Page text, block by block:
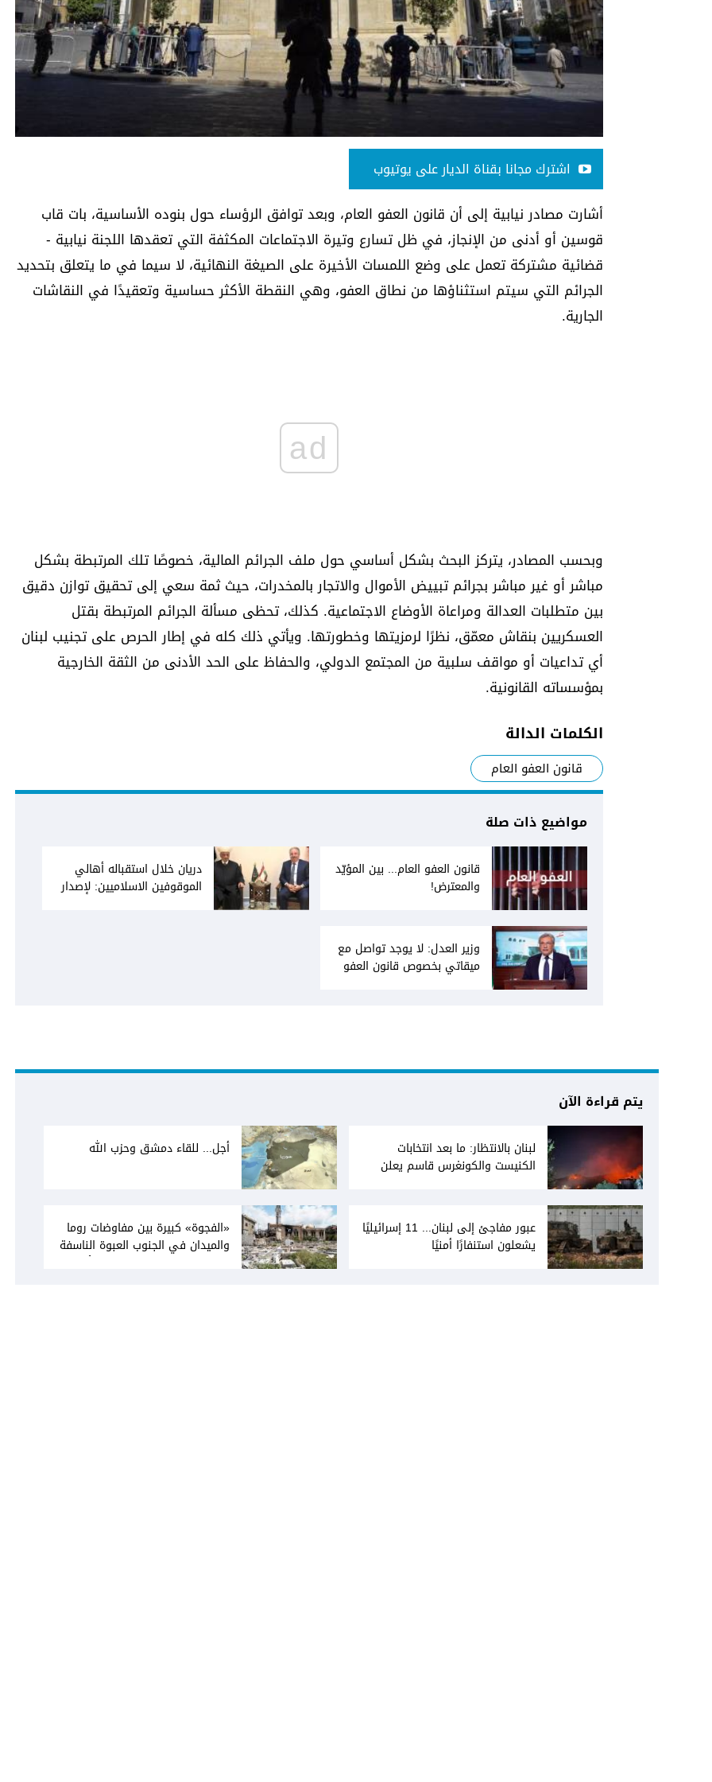
اشترك مجانا بقناة الديار على يوتيوب
أشارت مصادر نيابية إلى أن قانون العفو العام، وبعد توافق الرؤساء حول بنوده الأساسية، بات قاب
قوسين أو أدنى من الإنجاز، في ظل تسارع وتيرة الاجتماعات المكثفة التي تعقدها اللجنة نيابية -
قضائية مشتركة تعمل على وضع اللمسات الأخيرة على الصيغة النهائية، لا سيما في ما يتعلق بتحديد
الجرائم التي سيتم استثناؤها من نطاق العفو، وهي النقطة الأكثر حساسية وتعقيدًا في النقاشات
الجارية.
ad
وبحسب المصادر، يتركز البحث بشكل أساسي حول ملف الجرائم المالية، خصوصًا تلك المرتبطة بشكل
مباشر أو غير مباشر بجرائم تبييض الأموال والاتجار بالمخدرات، حيث ثمة سعي إلى تحقيق توازن دقيق
بين متطلبات العدالة ومراعاة الأوضاع الاجتماعية. كذلك، تحظى مسألة الجرائم المرتبطة بقتل
العسكريين بنقاش معمّق، نظرًا لرمزيتها وخطورتها. ويأتي ذلك كله في إطار الحرص على تجنيب لبنان
أي تداعيات أو مواقف سلبية من المجتمع الدولي، والحفاظ على الحد الأدنى من الثقة الخارجية
بمؤسساته القانونية.
الكلمات الدالة
قانون العفو العام
مواضيع ذات صلة
قانون العفو العام... بين المؤيّد
والمعترض!
دريان خلال استقباله أهالي
الموقوفين الاسلاميين: لإصدار
وزير العدل: لا يوجد تواصل مع
ميقاتي بخصوص قانون العفو
يتم قراءة الآن
لبنان بالانتظار: ما بعد انتخابات
الكنيست والكونغرس قاسم يعلن
أجل... للقاء دمشق وحزب الله
عبور مفاجئ إلى لبنان... 11 إسرائيليًا
يشعلون استنفارًا أمنيًا
«الفجوة» كبيرة بين مفاوضات روما
والميدان في الجنوب العبوة الناسفة
في مجدل زون «رسالة» في أكثر من